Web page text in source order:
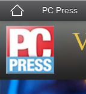
PC Press